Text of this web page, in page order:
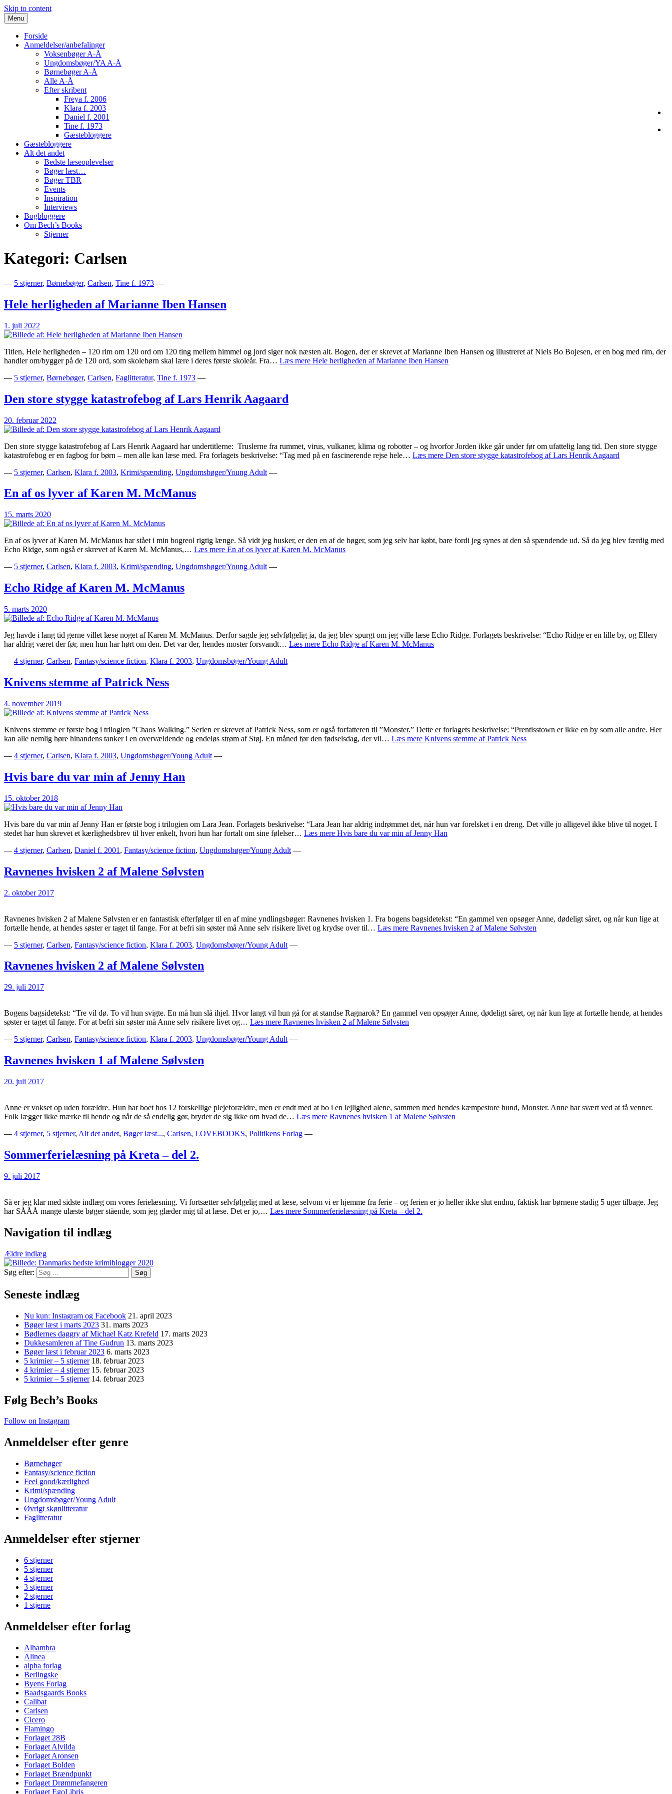
Skip to content
Menu
Forside
Anmeldelser/anbefalinger
Voksenbøger A-Å
Ungdomsbøger/YA A-Å
Børnebøger A-Å
Alle A-Å
Efter skribent
Freya f. 2006
Klara f. 2003
Daniel f. 2001
Tine f. 1973
Gæstebloggere
Gæstebloggere
Alt det andet
Bedste læseoplevelser
Bøger læst…
Bøger TBR
Events
Inspiration
Interviews
Bogbloggere
Om Bech’s Books
Stjerner
Bech's Books
Bogblog – Vi ♥ Bøger
Kategori: Carlsen
— 5 stjerner, Børnebøger, Carlsen, Tine f. 1973 —
Hele herligheden af Marianne Iben Hansen
1. juli 2022
Titlen, Hele herligheden – 120 rim om 120 ord om 120 ting mellem himmel og jord siger nok næsten alt. Bogen, der er skrevet af Marianne Iben Hansen og illustreret af Niels Bo Bojesen, er en bog med rim, der
handler om/bygger på de 120 ord, som skolebørn skal lære i deres første skoleår. Fra… Læs mere Hele herligheden af Marianne Iben Hansen
— 5 stjerner, Børnebøger, Carlsen, Faglitteratur, Tine f. 1973 —
Den store stygge katastrofebog af Lars Henrik Aagaard
20. februar 2022
Den store stygge katastrofebog af Lars Henrik Aagaard har undertitlerne: Truslerne fra rummet, virus, vulkaner, klima og robotter – og hvorfor Jorden ikke går under før om ufattelig lang tid. Den store stygge
katastrofebog er en fagbog for børn – men alle kan læse med. Fra forlagets beskrivelse: “Tag med på en fascinerende rejse hele… Læs mere Den store stygge katastrofebog af Lars Henrik Aagaard
— 5 stjerner, Carlsen, Klara f. 2003, Krimi/spænding, Ungdomsbøger/Young Adult —
En af os lyver af Karen M. McManus
15. marts 2020
En af os lyver af Karen M. McManus har stået i min bogreol rigtig længe. Så vidt jeg husker, er den en af de bøger, som jeg selv har købt, bare fordi jeg synes at den så spændende ud. Så da jeg blev færdig med
Echo Ridge, som også er skrevet af Karen M. McManus,… Læs mere En af os lyver af Karen M. McManus
— 5 stjerner, Carlsen, Klara f. 2003, Krimi/spænding, Ungdomsbøger/Young Adult —
Echo Ridge af Karen M. McManus
5. marts 2020
Jeg havde i lang tid gerne villet læse noget af Karen M. McManus. Derfor sagde jeg selvfølgelig ja, da jeg blev spurgt om jeg ville læse Echo Ridge. Forlagets beskrivelse: “Echo Ridge er en lille by, og Ellery
har aldrig været der før, men hun har hørt om den. Det var der, hendes moster forsvandt… Læs mere Echo Ridge af Karen M. McManus
— 4 stjerner, Carlsen, Fantasy/science fiction, Klara f. 2003, Ungdomsbøger/Young Adult —
Knivens stemme af Patrick Ness
4. november 2019
Knivens stemme er første bog i trilogien ”Chaos Walking.” Serien er skrevet af Patrick Ness, som er også forfatteren til ”Monster.” Dette er forlagets beskrivelse: “Prentisstown er ikke en by som alle andre. Her
kan alle nemlig høre hinandens tanker i en overvældende og endeløs strøm af Støj. En måned før den fødselsdag, der vil… Læs mere Knivens stemme af Patrick Ness
— 4 stjerner, Carlsen, Klara f. 2003, Ungdomsbøger/Young Adult —
Hvis bare du var min af Jenny Han
15. oktober 2018
Hvis bare du var min af Jenny Han er første bog i trilogien om Lara Jean. Forlagets beskrivelse: “Lara Jean har aldrig indrømmet det, når hun var forelsket i en dreng. Det ville jo alligevel ikke blive til noget. I
stedet har hun skrevet et kærlighedsbrev til hver enkelt, hvori hun har fortalt om sine følelser… Læs mere Hvis bare du var min af Jenny Han
— 4 stjerner, Carlsen, Daniel f. 2001 , Fantasy/science fiction, Ungdomsbøger/Young Adult —
Ravnenes hvisken 2 af Malene Sølvsten
2. oktober 2017
Ravnenes hvisken 2 af Malene Sølvsten er en fantastisk efterfølger til en af mine yndlingsbøger: Ravnenes hvisken 1. Fra bogens bagsidetekst: “En gammel ven opsøger Anne, dødeligt såret, og når kun lige at
fortælle hende, at hendes søster er taget til fange. For at befri sin søster må Anne selv risikere livet og krydse over til… Læs mere Ravnenes hvisken 2 af Malene Sølvsten
— 5 stjerner, Carlsen, Fantasy/science fiction, Klara f. 2003, Ungdomsbøger/Young Adult —
Ravnenes hvisken 2 af Malene Sølvsten
29. juli 2017
Bogens bagsidetekst: “Tre vil dø. To vil hun svigte. En må hun slå ihjel. Hvor langt vil hun gå for at standse Ragnarok? En gammel ven opsøger Anne, dødeligt såret, og når kun lige at fortælle hende, at hendes
søster er taget til fange. For at befri sin søster må Anne selv risikere livet og… Læs mere Ravnenes hvisken 2 af Malene Sølvsten
— 5 stjerner, Carlsen, Fantasy/science fiction, Klara f. 2003, Ungdomsbøger/Young Adult —
Ravnenes hvisken 1 af Malene Sølvsten
20. juli 2017
Anne er vokset op uden forældre. Hun har boet hos 12 forskellige plejeforældre, men er endt med at bo i en lejlighed alene, sammen med hendes kæmpestore hund, Monster. Anne har svært ved at få venner.
Folk lægger ikke mærke til hende og når de så endelig gør, bryder de sig ikke om hvad de… Læs mere Ravnenes hvisken 1 af Malene Sølvsten
— 4 stjerner, 5 stjerner, Alt det andet, Bøger læst..., Carlsen, LOVEBOOKS, Politikens Forlag —
Sommerferielæsning på Kreta – del 2.
9. juli 2017
Så er jeg klar med sidste indlæg om vores ferielæsning. Vi fortsætter selvfølgelig med at læse, selvom vi er hjemme fra ferie – og ferien er jo heller ikke slut endnu, faktisk har børnene stadig 5 uger tilbage. Jeg
har SÅÅÅ mange ulæste bøger stående, som jeg glæder mig til at læse. Det er jo,… Læs mere Sommerferielæsning på Kreta – del 2.
Navigation til indlæg
Ældre indlæg
Søg efter:
Seneste indlæg
Nu kun: Instagram og Facebook 21. april 2023
Bøger læst i marts 2023 31. marts 2023
Bødlernes daggry af Michael Katz Krefeld 17. marts 2023
Dukkesamleren af Tine Gudrun 13. marts 2023
Bøger læst i februar 2023 6. marts 2023
5 krimier – 5 stjerner 18. februar 2023
4 krimier – 4 stjerner 15. februar 2023
5 krimier – 5 stjerner 14. februar 2023
Følg Bech’s Books
Follow on Instagram
Anmeldelser efter genre
Børnebøger
Fantasy/science fiction
Feel good/kærlighed
Krimi/spænding
Ungdomsbøger/Young Adult
Øvrigt skønlitteratur
Faglitteratur
Anmeldelser efter stjerner
6 stjerner
5 stjerner
4 stjerner
3 stjerner
2 stjerner
1 stjerne
Anmeldelser efter forlag
Alhambra
Alinea
alpha forlag
Berlingske
Byens Forlag
Baadsgaards Books
Calibat
Carlsen
Cicero
Flamingo
Forlaget 28B
Forlaget Alvilda
Forlaget Aronsen
Forlaget Bolden
Forlaget Brændpunkt
Forlaget Drømmefangeren
Forlaget EgoLibris